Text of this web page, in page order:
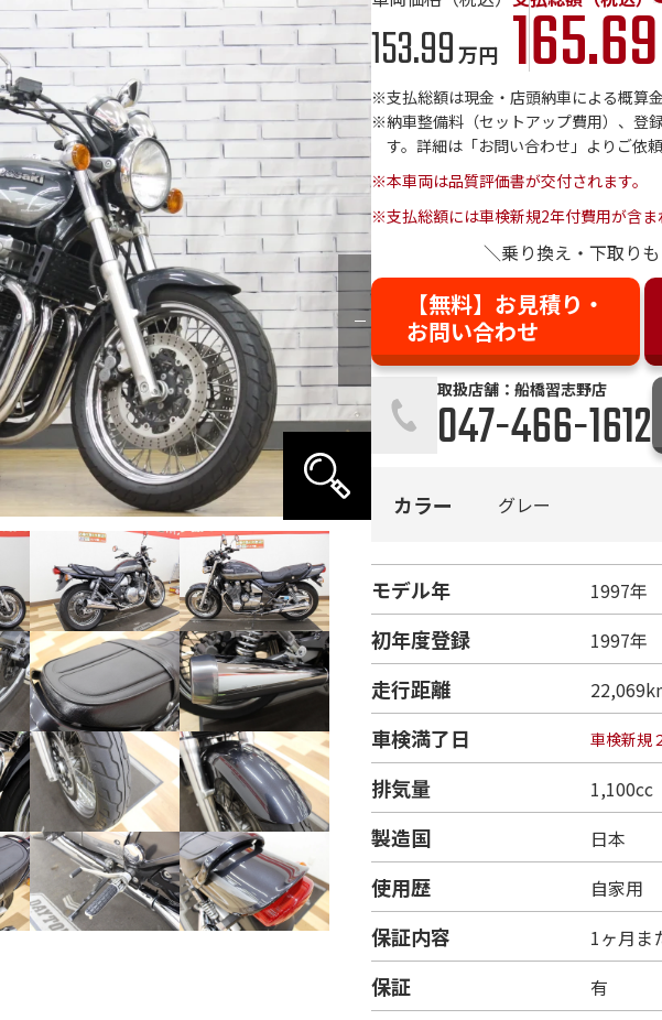
153.99万円 165.69
支払総額は現金・店頭納車による概算
納車整備料（セットアップ費用）、登
す。詳細は「お問い合わせ」よりご依頼
※本車両は品質評価書が交付されます。
※支払総額には車検新規2年付費用が含ま
＼乗り換え・下取り
【無料】お見積り・
お問い合わせ
取扱店舗：船橋習志野店
047-466-1612
カラー グレー
モデル年 1997年
初年度登録 1997年
走行距離
車検満了日 車検新規
排気量 1,100cc
製造国 日本
使用歴 自家用
保証内容 1ヶ月ま
保証 有